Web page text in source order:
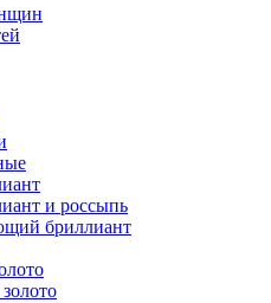
и россыпь
бриллиант